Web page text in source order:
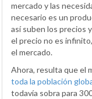
mercado y las
necesario es un
así suben los precios
el precio no es
el mercado.
Ahora, resulta que el
toda la población
todavía sobra para